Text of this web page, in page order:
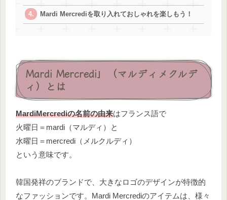
Mardi Mercrediを取り入れておしゃれを楽しもう！
Mardi Mercredi」（マルディメクルデ
ィ）とは
MardiMercrediの名前の由来はフランス語で
火曜日＝mardi（マルディ）と
水曜日＝mercredi（メルクルディ）
という意味です。
韓国発祥のブランドで、大きなロゴのデザインが特徴的
なファッションです。Mardi Mercrediのアイテムは、様々